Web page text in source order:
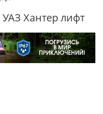
Хантер лифт